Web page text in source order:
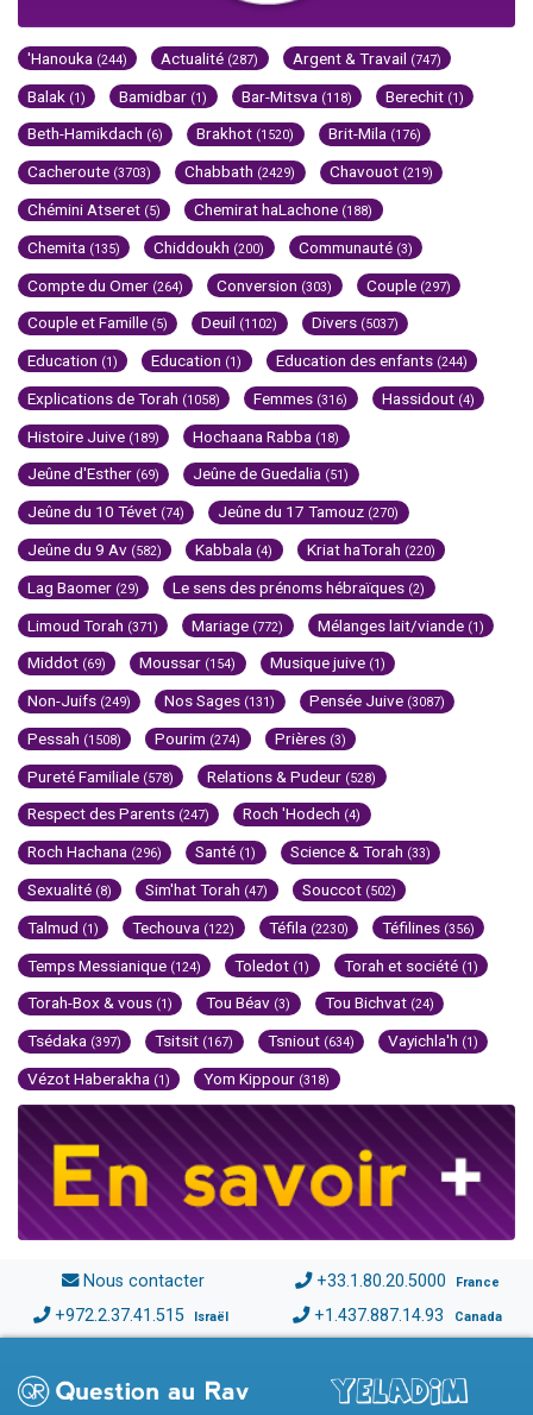
'Hanouka (244) Actualité (287) Argent & Travail (747)
Balak (1) Bamidbar (1) Bar-Mitsva (118) Berechit (1)
Beth-Hamikdach (6) Brakhot (1520) Brit-Mila (176)
Cacheroute (3703) Chabbath (2429) Chavouot (219)
Chémini Atseret (5) Chemirat haLachone (188)
Chemita (135) Chiddoukh (200) Communauté (3)
Compte du Omer (264) Conversion (303) Couple (297)
Couple et Famille (5) Deuil (1102) Divers (5037)
Education (1) Education (1) Education des enfants (244)
Explications de Torah (1058) Femmes (316) Hassidout (4)
Histoire Juive (189) Hochaana Rabba (18)
Jeûne d'Esther (69) Jeûne de Guedalia (51)
Jeûne du 10 Tévet (74) Jeûne du 17 Tamouz (270)
Jeûne du 9 Av (582) Kabbala (4) Kriat haTorah (220)
Lag Baomer (29) Le sens des prénoms hébraïques (2)
Limoud Torah (371) Mariage (772) Mélanges lait/viande (1)
Middot (69) Moussar (154) Musique juive (1)
Non-Juifs (249) Nos Sages (131) Pensée Juive (3087)
Pessah (1508) Pourim (274) Prières (3)
Pureté Familiale (578) Relations & Pudeur (528)
Respect des Parents (247) Roch 'Hodech (4)
Roch Hachana (296) Santé (1) Science & Torah (33)
Sexualité (8) Sim'hat Torah (47) Souccot (502)
Talmud (1) Techouva (122) Téfila (2230) Téfilines (356)
Temps Messianique (124) Toledot (1) Torah et société (1)
Torah-Box & vous (1) Tou Béav (3) Tou Bichvat (24)
Tsédaka (397) Tsitsit (167) Tsniout (634) Vayichla'h (1)
Vézot Haberakha (1) Yom Kippour (318)
Nous contacter +33.1.80.20.5000 France
+972.2.37.41.515 Israël +1.437.887.14.93 Canada